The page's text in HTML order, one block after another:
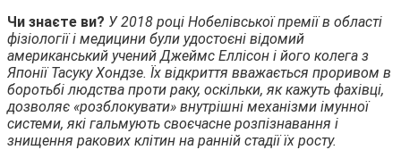
Чи знаєте ви? У 2018 році Нобелівської премії в області
фізіології і медицини були удостоєні відомий
американський учений Джеймс Еллісон і його колега з
Японії Тасуку Хондзе. Їх відкриття вважається проривом в
боротьбі людства проти раку, оскільки, як кажуть фахівці,
дозволяє «розблокувати» внутрішні механізми імунної
системи, які гальмують своєчасне розпізнавання і
знищення ракових клітин на ранній стадії їх росту.